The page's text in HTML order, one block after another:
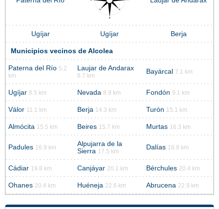
Ugíjar Ugíjar Berja
Municipios vecinos de Alcolea
Paterna del Río 5.2
km
Laujar de Andarax
6.7 km
Bayárcal 7.1 km
Ugíjar 8.5 km Nevada 8.9 km Fondón 9.1 km
Válor 11.1 km Berja 14.3 km Turón 15.1 km
Almócita 15.5 km Beires 15.7 km Murtas 16.3 km
Padules 16.9 km
Alpujarra de la
Sierra 17.5 km
Dalías 18.9 km
Cádiar 19.8 km Canjáyar 20.1 km Bérchules 20.4 km
Ohanes 20.4 km Huéneja 22.6 km Abrucena 22.9 km